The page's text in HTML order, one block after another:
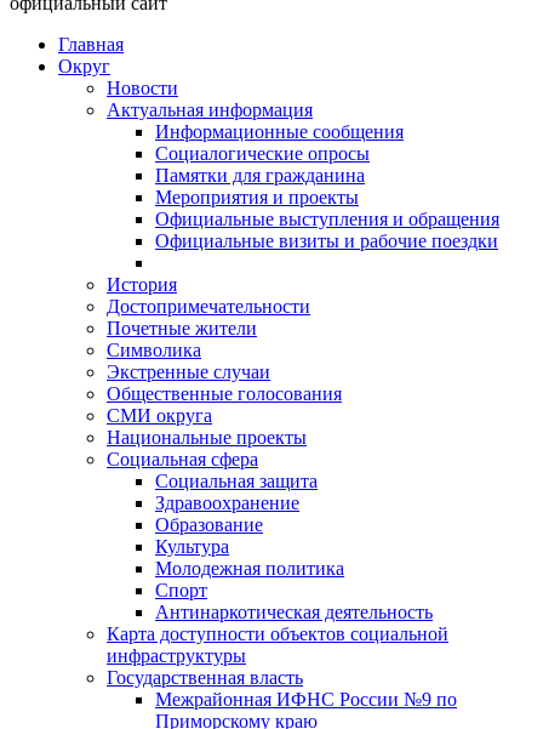
Главная
Округ
Новости
Актуальная информация
Информационные сообщения
Социалогические опросы
Памятки для гражданина
Мероприятия и проекты
Официальные выступления и обращения
Официальные визиты и рабочие поездки
История
Достопримечательности
Почетные жители
Символика
Экстренные случаи
Общественные голосования
СМИ округа
Национальные проекты
Социальная сфера
Социальная защита
Здравоохранение
Образование
Культура
Молодежная политика
Спорт
Антинаркотическая деятельность
Карта доступности объектов социальной
инфраструктуры
Государственная власть
Межрайонная ИФНС России №9 по
Приморскому краю